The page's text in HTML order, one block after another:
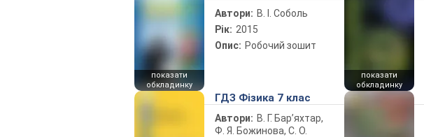
показати
обкладинку
Автори: В. І. Соболь
Рік: 2015
Опис: Робочий зошит
показати
обкладинку
ГДЗ Фізика 7 клас
Автори: В. Г. Бар’яхтар,
Ф. Я. Божинова, С. О.